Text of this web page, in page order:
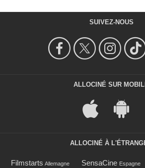
SUIVEZ-NOUS
ALLOCINÉ SUR
ALLOCINÉ À
Filmstarts Allemagne SensaCine Espagne